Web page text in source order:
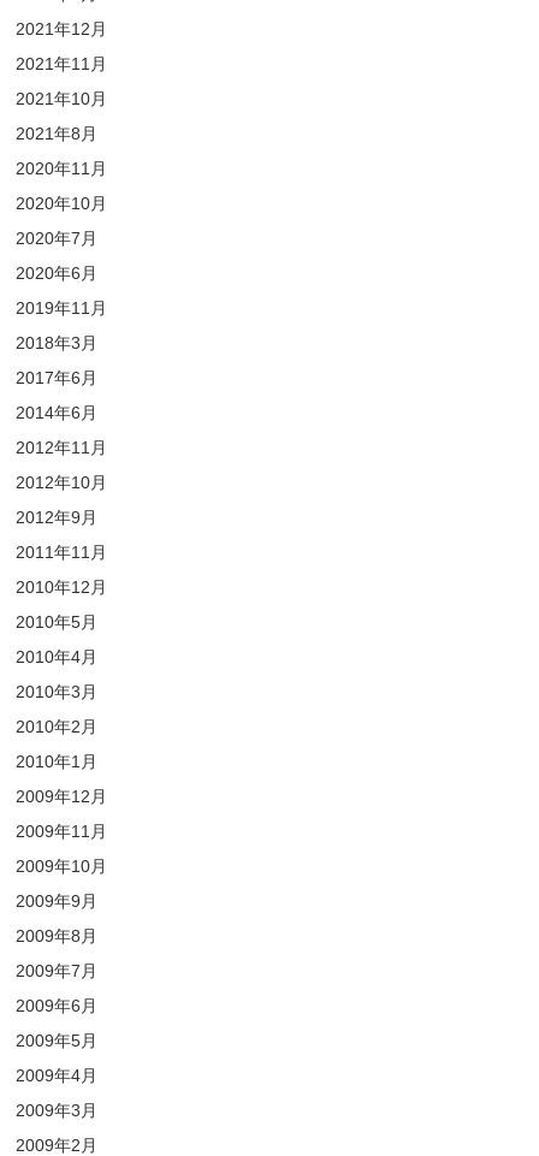
2021年12月
2021年11月
2021年10月
2021年8月
2020年11月
2020年10月
2020年7月
2020年6月
2019年11月
2018年3月
2017年6月
2014年6月
2012年11月
2012年10月
2012年9月
2011年11月
2010年12月
2010年5月
2010年4月
2010年3月
2010年2月
2010年1月
2009年12月
2009年11月
2009年10月
2009年9月
2009年8月
2009年7月
2009年6月
2009年5月
2009年4月
2009年3月
2009年2月